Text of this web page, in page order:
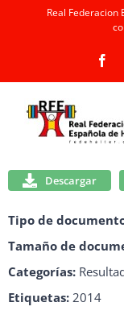
Real
Descargar
Tipo de
Tamaño de
Categorías:
Etiquetas: 2014